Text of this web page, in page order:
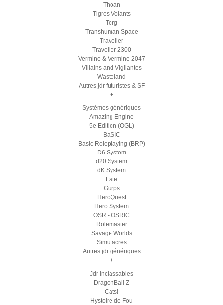
Thoan
Tigres Volants
Torg
Transhuman Space
Traveller
Traveller 2300
Vermine & Vermine 2047
Villains and Vigilantes
Wasteland
Autres jdr futuristes & SF
+
Systèmes génériques
Amazing Engine
5e Edition (OGL)
BaSIC
Basic Roleplaying (BRP)
D6 System
d20 System
dK System
Fate
Gurps
HeroQuest
Hero System
OSR - OSRIC
Rolemaster
Savage Worlds
Simulacres
Autres jdr génériques
+
Jdr Inclassables
DragonBall Z
Cats!
Hystoire de Fou